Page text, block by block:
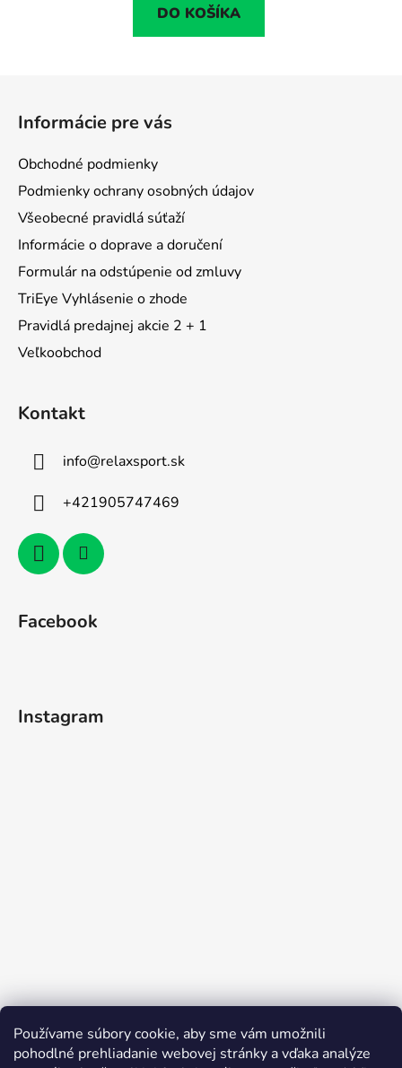
Používame súbory cookie, aby sme vám umožnili
pohodlné prehliadanie webovej stránky a vďaka analýze
DO KOŠÍKA
Informácie pre vás
Obchodné podmienky
Podmienky ochrany osobných údajov
Všeobecné pravidlá súťaží
Informácie o doprave a doručení
Formulár na odstúpenie od zmluvy
TriEye Vyhlásenie o zhode
Pravidlá predajnej akcie 2 + 1
Veľkoobchod
Kontakt
info@relaxsport.sk
+421905747469
Facebook
Instagram
Sledovať na Instagrame